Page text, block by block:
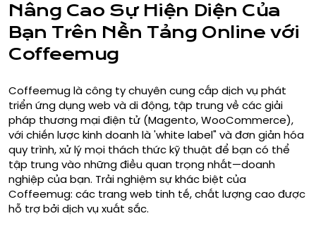
Nâng Cao Sự Hiện Diện Của
Bạn Trên Nền Tảng Online với
Coffeemug
Coffeemug là công ty chuyên cung cấp dịch vụ phát
triển ứng dụng web và di động, tập trung về các giải
pháp thương mại điện tử (Magento, WooCommerce),
với chiến lược kinh doanh là 'white label" và đơn giản hóa
quy trình, xử lý mọi thách thức kỹ thuật để bạn có thể
tập trung vào những điều quan trọng nhất—doanh
nghiệp của bạn. Trải nghiệm sự khác biệt của
Coffeemug: các trang web tinh tế, chất lượng cao được
hỗ trợ bởi dịch vụ xuất sắc.